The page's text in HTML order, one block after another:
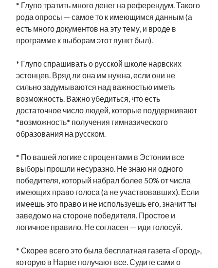
* Глупо тратить много денег на референдум. Такого
рода опросы — самое то к имеющимся данным (а
есть много документов на эту тему, и вроде в
программе к выборам этот пункт был).
* Глупо спрашивать о русской школе нарвских
эстонцев. Вряд ли она им нужна, если они не
сильно задумываются над важностью иметь
возможность. Важно убедиться, что есть
достаточное число людей, которые поддерживают
*возможность* получения гимназического
образования на русском.
* По вашей логике с процентами в Эстонии все
выборы прошли несуразно. Не знаю ни одного
победителя, который набрал более 50% от числа
имеющих право голоса (а не участвовавших). Если
имеешь это право и не используешь его, значит ты
заведомо на стороне победителя. Простое и
логичное правило. Не согласен — иди голосуй.
* Скорее всего это была бесплатная газета «Город»,
которую в Нарве получают все. Судите сами о